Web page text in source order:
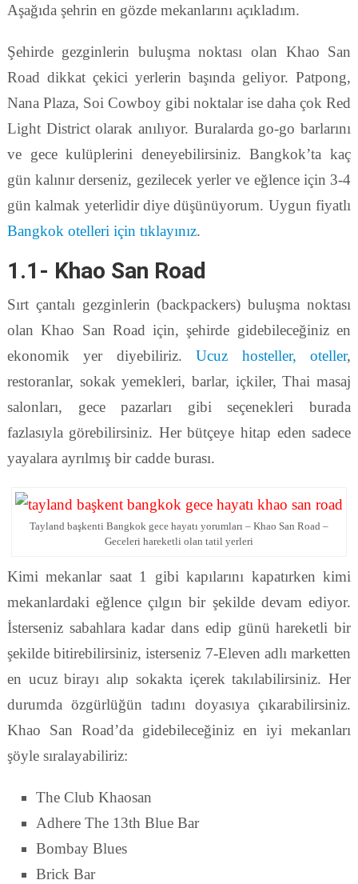
Aşağıda şehrin en gözde mekanlarını açıkladım.
Şehirde gezginlerin buluşma noktası olan Khao San
Road dikkat çekici yerlerin başında geliyor. Patpong,
Nana Plaza, Soi Cowboy gibi noktalar ise daha çok Red
Light District olarak anılıyor. Buralarda go-go barlarını
ve gece kulüplerini deneyebilirsiniz. Bangkok’ta kaç
gün kalınır derseniz, gezilecek yerler ve eğlence için 3-4
gün kalmak yeterlidir diye düşünüyorum. Uygun fiyatlı
Bangkok otelleri için tıklayınız.
1.1- Khao San Road
Sırt çantalı gezginlerin (backpackers) buluşma noktası
olan Khao San Road için, şehirde gidebileceğiniz en
ekonomik yer diyebiliriz.Ucuz hosteller, oteller,
restoranlar, sokak yemekleri, barlar, içkiler, Thai masaj
salonları, gece pazarları gibi seçenekleri burada
fazlasıyla görebilirsiniz. Her bütçeye hitap eden sadece
yayalara ayrılmış bir cadde burası.
Tayland başkenti Bangkok gece hayatı yorumları – Khao San Road –
Geceleri hareketli olan tatil yerleri
Kimi mekanlar saat 1 gibi kapılarını kapatırken kimi
mekanlardaki eğlence çılgın bir şekilde devam ediyor.
İsterseniz sabahlara kadar dans edip günü hareketli bir
şekilde bitirebilirsiniz, isterseniz 7-Eleven adlı marketten
en ucuz birayı alıp sokakta içerek takılabilirsiniz. Her
durumda özgürlüğün tadını doyasıya çıkarabilirsiniz.
Khao San Road’da gidebileceğiniz en iyi mekanları
şöyle sıralayabiliriz:
The Club Khaosan
Adhere The 13th Blue Bar
Bombay Blues
Brick Bar